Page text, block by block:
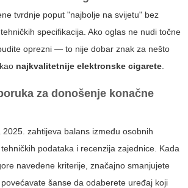
tvrdnje poput "najbolje na svijetu" bez
specifikacija. Ako oglas ne nudi točne
oprezni — to nije dobar znak za nešto
najkvalitetnije elektronske cigarete
za donošenje konačne
zahtijeva balans između osobnih
podataka i recenzija zajednice. Kada
navedene kriterije, značajno smanjujete
šanse da odaberete uređaj koji